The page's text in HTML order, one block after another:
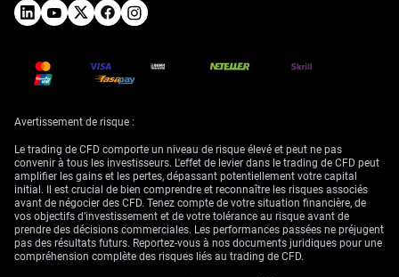
Réaction des marchés
des changes et des
Cette solidité économique devrait se traduire directement par un dollar
américain plus fort. L’indice du dollar (DXY) est susceptible de dépasser
ses récents sommets, alors que d’autres banques centrales, comme la
BCE, conservent un biais plus accommodant. Nous renforçons nos
positions longues sur le dollar américain face à l’euro et au yen.
Les matières premières offrent un tableau plus contrasté. Les métaux
industriels, comme le cuivre, devraient bénéficier d’une demande accrue
liée à la reprise manufacturière, un schéma observé lors de la
Avertissement de risque :
Le trading de CFD comporte un niveau de risque élevé et peut ne pas
convenir à tous les investisseurs. L'effet de levier dans le trading de CFD peut
amplifier les gains et les pertes, dépassant potentiellement votre capital
initial. Il est crucial de bien comprendre et reconnaître les risques associés
avant de négocier des CFD. Tenez compte de votre situation financière, de
vos objectifs d’investissement et de votre tolérance au risque avant de
prendre des décisions commerciales. Les performances passées ne préjugent
pas des résultats futurs. Reportez-vous à nos documents juridiques pour une
compréhension complète des risques liés au trading de CFD.